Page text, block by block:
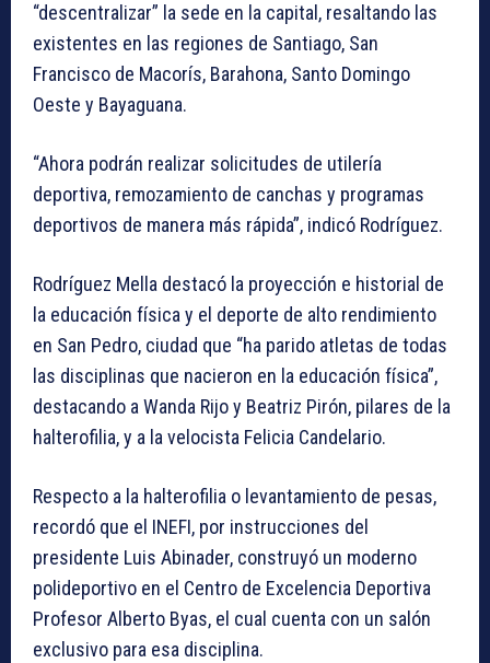
“descentralizar” la sede en la capital, resaltando las
existentes en las regiones de Santiago, San
Francisco de Macorís, Barahona, Santo Domingo
Oeste y Bayaguana.
“Ahora podrán realizar solicitudes de utilería
deportiva, remozamiento de canchas y programas
deportivos de manera más rápida”, indicó Rodríguez.
Rodríguez Mella destacó la proyección e historial de
la educación física y el deporte de alto rendimiento
en San Pedro, ciudad que “ha parido atletas de todas
las disciplinas que nacieron en la educación física”,
destacando a Wanda Rijo y Beatriz Pirón, pilares de la
halterofilia, y a la velocista Felicia Candelario.
Respecto a la halterofilia o levantamiento de pesas,
recordó que el INEFI, por instrucciones del
presidente Luis Abinader, construyó un moderno
polideportivo en el Centro de Excelencia Deportiva
Profesor Alberto Byas, el cual cuenta con un salón
exclusivo para esa disciplina.